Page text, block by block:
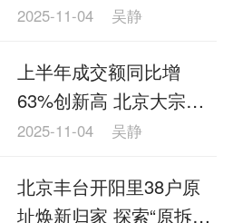
年，公积金最高可贷340
2025-11-04 吴静
上半年成交额同比增
63%创新高 北京大宗交
易市场开启“精耕”新周期
2025-11-04 吴静
北京丰台开阳里38户原
址焕新归家 探索“原拆原